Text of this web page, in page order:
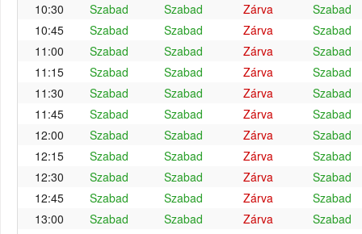
10:30
Szabad Szabad Zárva
Szabad
10:45
Szabad Szabad Zárva
Szabad
11:00
Szabad Szabad Zárva
Szabad
11:15
Szabad Szabad Zárva
Szabad
11:30
Szabad Szabad Zárva
Szabad
11:45
Szabad Szabad Zárva
Szabad
12:00
Szabad Szabad Zárva
Szabad
12:15
Szabad Szabad Zárva
Szabad
12:30
Szabad Szabad Zárva
Szabad
12:45
Szabad Szabad Zárva
Szabad
13:00
Szabad Szabad Zárva
Szabad